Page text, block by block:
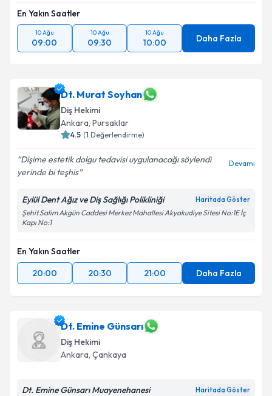
En Yakın Saatler
10 Ağu
09:00
10 Ağu
09:30
10 Ağu
10:00 Daha Fazla
Dt. Murat Soyhan
Diş Hekimi
Ankara, Pursaklar
4.5 (1 Değerlendirme)
Dişime estetik dolgu tedavisi uygulanacağı söylendi
yerinde bi teşhis
Devamı
Eylül Dent Ağız ve Diş Sağlığı Polikliniği Haritada Göster
Şehit Salim Akgün Caddesi Merkez Mahallesi Akyakudiye Sitesi No:1E İç
Kapı No:1
En Yakın Saatler
20:00
20:30 21:00 Daha Fazla
Dt. Emine Günsarı
Diş Hekimi
Ankara, Çankaya
Dt. Emine Günsarı Muayenehanesi Haritada Göster